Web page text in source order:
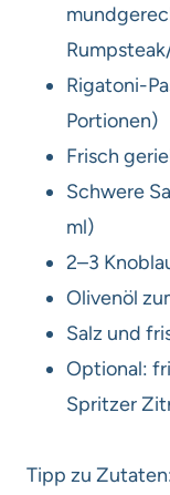
Rigatoni-
Portionen)
Frisch
Schwere
ml)
2–3
Olivenöl
Salz und
Optional:
Spritzer
Tipp zu